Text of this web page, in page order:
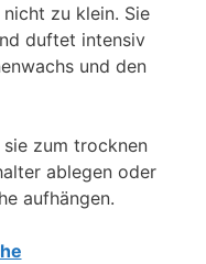
zu klein. Sie
duftet intensiv
und den
sie zum trocknen
ablegen oder
aufhängen.